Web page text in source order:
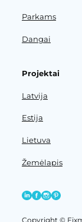
Parkams
Dangai
Projektai
Latvija
Estija
Lietuva
Žemėlapis
Copyright ©